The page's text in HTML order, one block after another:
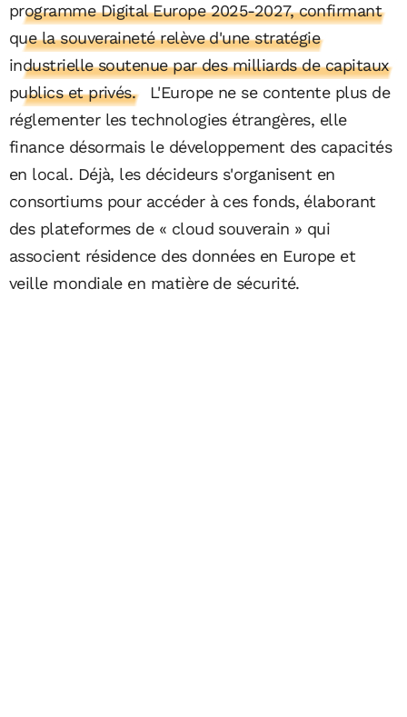
programme Digital Europe 2025-2027, confirmant
que la souveraineté relève d'une stratégie
industrielle soutenue par des milliards de capitaux
publics et privés.
L'Europe ne se contente plus de
réglementer les technologies étrangères, elle
finance désormais le développement des capacités
en local. Déjà, les décideurs s'organisent en
consortiums pour accéder à ces fonds, élaborant
des plateformes de « cloud souverain » qui
associent résidence des données en Europe et
veille mondiale en matière de sécurité.